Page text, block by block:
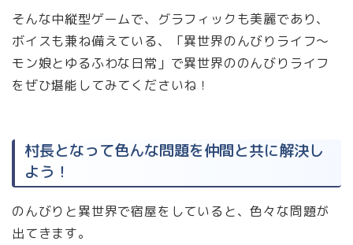
そんな中縦型ゲームで、グラフィックも美麗であり、
ボイスも兼ね備えている、「異世界のんびりライフ～
モン娘とゆるふわな日常」で異世界ののんびりライフ
をぜひ堪能してみてくださいね！
村長となって色んな問題を仲間と共に解決し
よう！
のんびりと異世界で宿屋をしていると、色々な問題が
出てきます。